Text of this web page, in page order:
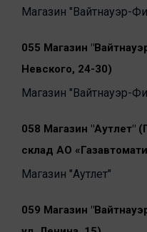
Магазин "Вайтнауэр-
055 Магазин
Невского, 24-30)
Магазин "Вайтнауэр-
058 Магазин "Аутлет"
склад АО
Магазин "Аутлет"
059 Магазин